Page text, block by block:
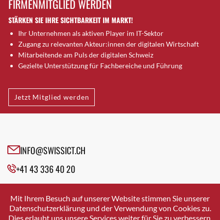
Brugg AG
Brütten
Bubendorf
Bubikon
Buchs (SG)
Bäretswil
Bülach
Cazis
Crissier
Davos Platz
Dierikon
Dietikon
FIRMENMITGLIED WERDEN
STÄRKEN SIE IHRE SICHTBARKEIT IM MARKT!
Ihr Unternehmen als aktiven Player im IT-Sektor
Zugang zu relevanten Akteur:innen der digitalen Wirtschaft
Mitarbeitende am Puls der digitalen Schweiz
Gezielte Unterstützung für Fachbereiche und Führung
Jetzt Mitglied werden
INFO@SWISSICT.CH
+41 43 336 40 20
SWISSICT
VULKANSTRASSE 120
8048 ZURICH
Mit Ihrem Besuch auf unserer Website stimmen Sie unserer
Datenschutzerklärung und der Verwendung von Cookies zu.
Dies erlaubt uns unsere Services weiter für Sie zu verbessern.